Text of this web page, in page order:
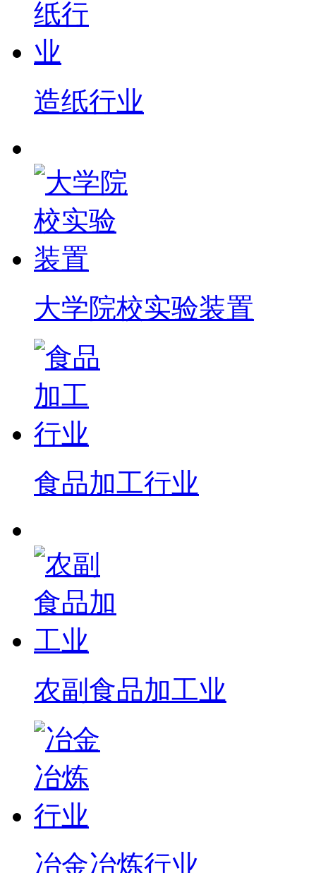
造纸行业
大学院校实验装置
食品加工行业
农副食品加工业
冶金冶炼行业